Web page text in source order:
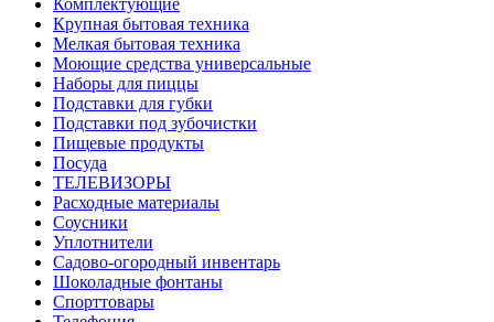
Крупная бытовая техника
Мелкая бытовая техника
Моющие средства универсальные
Наборы для пиццы
Подставки для губки
Подставки под зубочистки
Пищевые продукты
Посуда
ТЕЛЕВИЗОРЫ
Расходные материалы
Соусники
Уплотнители
Садово-огородный инвентарь
Шоколадные фонтаны
Спорттовары